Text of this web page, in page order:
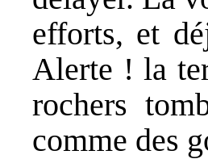
efforts, et
Alerte ! la
rochers
comme des